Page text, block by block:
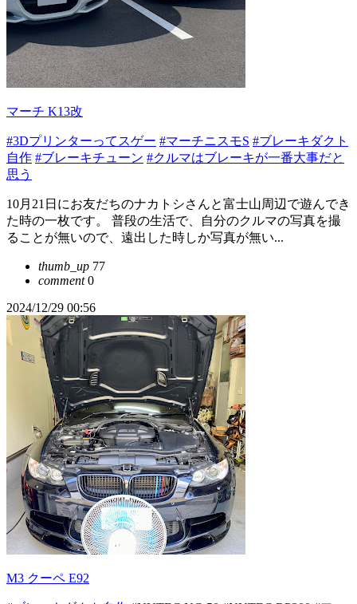
マーチ K13改
#3Dプリンターってスゲー #マーチニスモS #ブレーキダクト
自作 #ブレーキチューン #クルマはブレーキが一番大事だと
思う
10月21日にお友だちのナカトシさんと富士山周辺で遊んでき
た時の一枚です。 普段の生活で、自分のクルマの写真を撮
ることが無いので、遠出した時しか写真が無い...
thumb_up 77
comment0
2024/12/29 00:56
M3 クーペ E92